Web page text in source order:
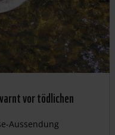
vor tödlichen
Aussendung